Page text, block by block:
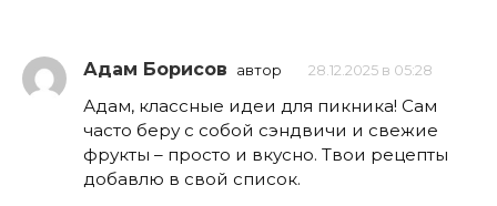
Адам Борисов автор 28.12.2025 в 05:28
Адам, классные идеи для пикника! Сам
часто беру с собой сэндвичи и свежие
фрукты – просто и вкусно. Твои рецепты
добавлю в свой список.